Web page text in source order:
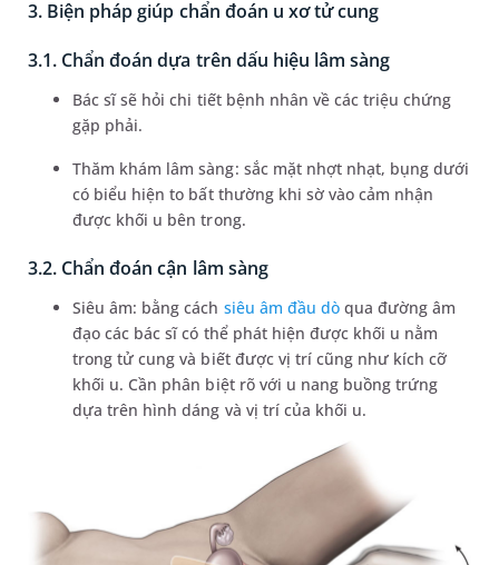
3. Biện pháp giúp chẩn đoán u xơ tử cung
3.1. Chẩn đoán dựa trên dấu hiệu lâm sàng
Bác sĩ sẽ hỏi chi tiết bệnh nhân về các triệu chứng
gặp phải.
Thăm khám lâm sàng: sắc mặt nhợt nhạt, bụng dưới
có biểu hiện to bất thường khi sờ vào cảm nhận
được khối u bên trong.
3.2. Chẩn đoán cận lâm sàng
Siêu âm: bằng cách siêu âm đầu dòqua đường âm
đạo các bác sĩ có thể phát hiện được khối u nằm
trong tử cung và biết được vị trí cũng như kích cỡ
khối u. Cần phân biệt rõ với u nang buồng trứng
dựa trên hình dáng và vị trí của khối u.